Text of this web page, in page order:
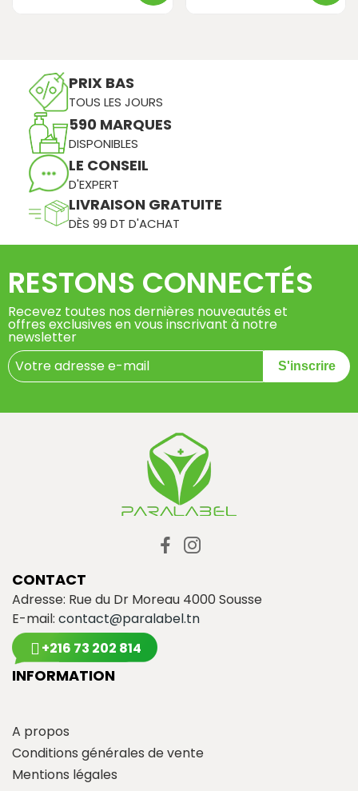
PRIX BAS
TOUS LES JOURS
590 MARQUES
DISPONIBLES
LE CONSEIL
D'EXPERT
LIVRAISON GRATUITE
DÈS 99 DT D'ACHAT
RESTONS CONNECTÉS
Recevez toutes nos dernières nouveautés et
offres exclusives en vous inscrivant à notre
newsletter
S'inscrire
CONTACT
Adresse: Rue du Dr Moreau 4000 Sousse
E-mail: contact@paralabel.tn
+216 73 202 814
INFORMATION
A propos
Conditions générales de vente
Mentions légales